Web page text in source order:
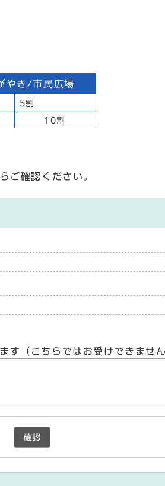
やき/市民広場
5割
10割
ご確認ください。
す（こちらではお受けできませ
確認